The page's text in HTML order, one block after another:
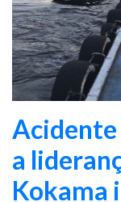
Acidente
a
Kokama